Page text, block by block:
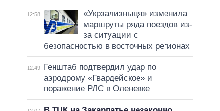
12:58
«Укрзализныця» изменила
маршруты ряда поездов из-
за ситуации с
безопасностью в восточных регионах
12:49
Генштаб подтвердил удар по
аэродрому «Гвардейское» и
поражение РЛС в Оленевке